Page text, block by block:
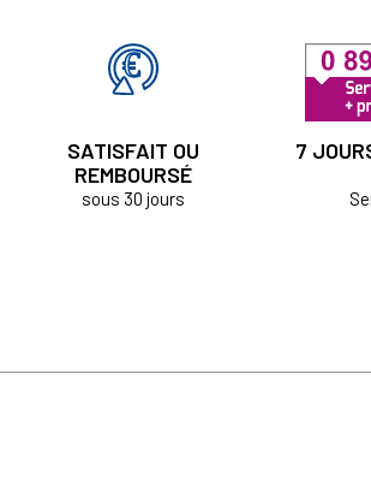
SATISFAIT OU
REMBOURSÉ
sous 30 jours
7